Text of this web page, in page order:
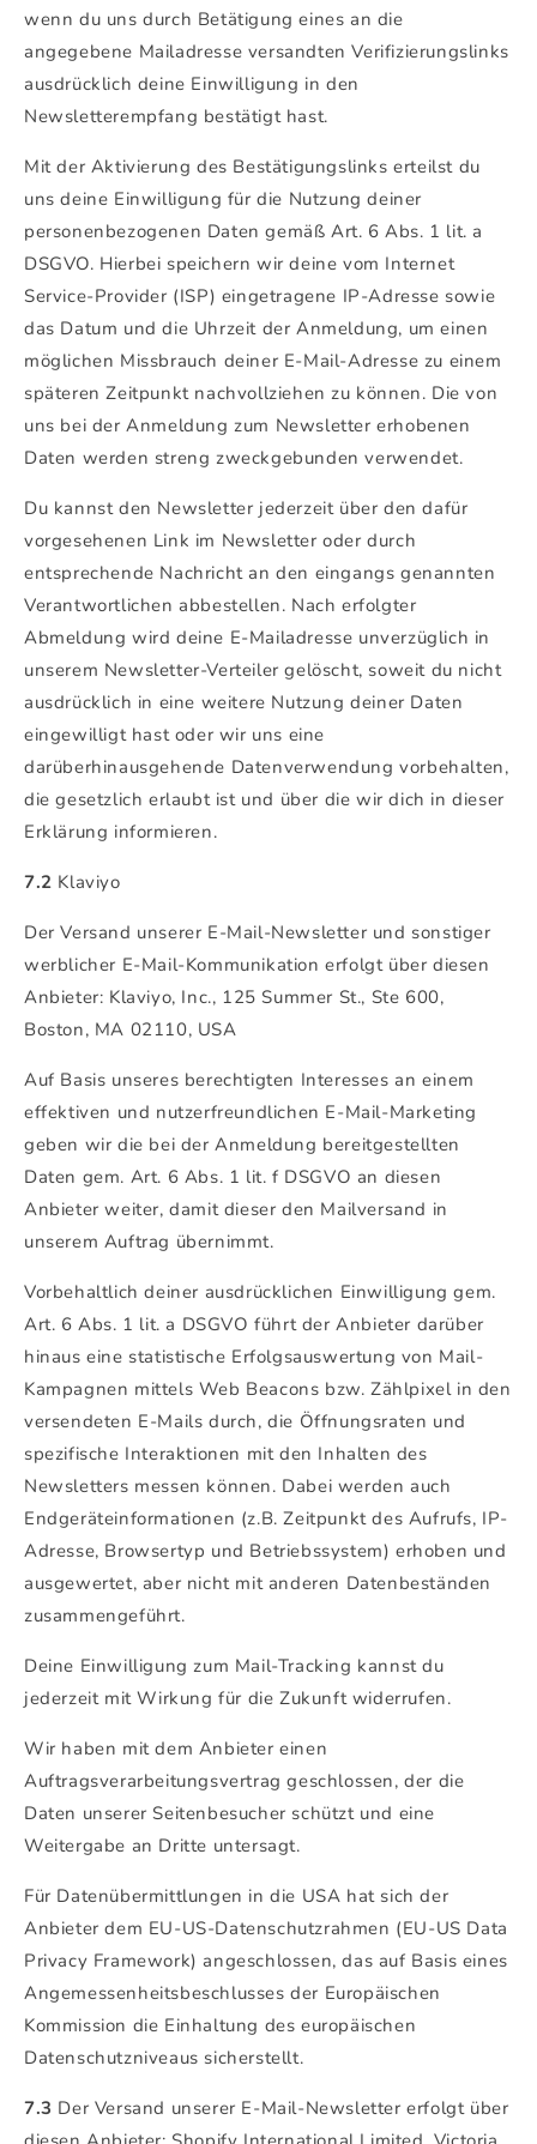
wenn du uns durch Betätigung eines an die
angegebene Mailadresse versandten Verifizierungslinks
ausdrücklich deine Einwilligung in den
Newsletterempfang bestätigt hast.
Mit der Aktivierung des Bestätigungslinks erteilst du
uns deine Einwilligung für die Nutzung deiner
personenbezogenen Daten gemäß Art. 6 Abs. 1 lit. a
DSGVO. Hierbei speichern wir deine vom Internet
Service-Provider (ISP) eingetragene IP-Adresse sowie
das Datum und die Uhrzeit der Anmeldung, um einen
möglichen Missbrauch deiner E-Mail-Adresse zu einem
späteren Zeitpunkt nachvollziehen zu können. Die von
uns bei der Anmeldung zum Newsletter erhobenen
Daten werden streng zweckgebunden verwendet.
Du kannst den Newsletter jederzeit über den dafür
vorgesehenen Link im Newsletter oder durch
entsprechende Nachricht an den eingangs genannten
Verantwortlichen abbestellen. Nach erfolgter
Abmeldung wird deine E-Mailadresse unverzüglich in
unserem Newsletter-Verteiler gelöscht, soweit du nicht
ausdrücklich in eine weitere Nutzung deiner Daten
eingewilligt hast oder wir uns eine
darüberhinausgehende Datenverwendung vorbehalten,
die gesetzlich erlaubt ist und über die wir dich in dieser
Erklärung informieren.
7.2 Klaviyo
Der Versand unserer E-Mail-Newsletter und sonstiger
werblicher E-Mail-Kommunikation erfolgt über diesen
Anbieter: Klaviyo, Inc., 125 Summer St., Ste 600,
Boston, MA 02110, USA
Auf Basis unseres berechtigten Interesses an einem
effektiven und nutzerfreundlichen E-Mail-Marketing
geben wir die bei der Anmeldung bereitgestellten
Daten gem. Art. 6 Abs. 1 lit. f DSGVO an diesen
Anbieter weiter, damit dieser den Mailversand in
unserem Auftrag übernimmt.
Vorbehaltlich deiner ausdrücklichen Einwilligung gem.
Art. 6 Abs. 1 lit. a DSGVO führt der Anbieter darüber
hinaus eine statistische Erfolgsauswertung von Mail-
Kampagnen mittels Web Beacons bzw. Zählpixel in den
versendeten E-Mails durch, die Öffnungsraten und
spezifische Interaktionen mit den Inhalten des
Newsletters messen können. Dabei werden auch
Endgeräteinformationen (z.B. Zeitpunkt des Aufrufs, IP-
Adresse, Browsertyp und Betriebssystem) erhoben und
ausgewertet, aber nicht mit anderen Datenbeständen
zusammengeführt.
Deine Einwilligung zum Mail-Tracking kannst du
jederzeit mit Wirkung für die Zukunft widerrufen.
Wir haben mit dem Anbieter einen
Auftragsverarbeitungsvertrag geschlossen, der die
Daten unserer Seitenbesucher schützt und eine
Weitergabe an Dritte untersagt.
Für Datenübermittlungen in die USA hat sich der
Anbieter dem EU-US-Datenschutzrahmen (EU-US Data
Privacy Framework) angeschlossen, das auf Basis eines
Angemessenheitsbeschlusses der Europäischen
Kommission die Einhaltung des europäischen
Datenschutzniveaus sicherstellt.
7.3 Der Versand unserer E-Mail-Newsletter erfolgt über